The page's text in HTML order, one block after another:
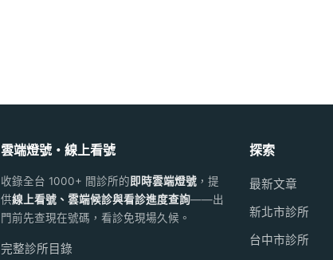
雲端燈號・線上看號
收錄全台 1000+ 間診所的即時雲端燈號，提
供線上看號、雲端候診與看診進度查詢——出
門前先查現在號碼，看診免現場久候。
完整診所目錄
探索
最新文章
新北市診所
台中市診所